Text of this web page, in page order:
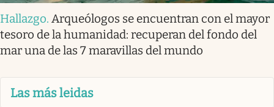
Hallazgo. Arqueólogos se encuentran con el mayor
tesoro de la humanidad: recuperan del fondo del
mar una de las 7 maravillas del mundo
Las más leidas